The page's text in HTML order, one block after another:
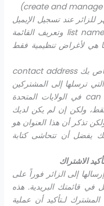
create and manage
)
للزائر عند تسجيل الإيميل
list name وتعريف القائمة
هي لأغراض تنظيمية فقط
بكcontact address
ترسلها إلى المشتركين
can في الولايات المتحدة
ولكن إن لم يكن لديك
تذكر أن هذا العنوان هو
يفضل أن تتحاشى كتابة
الاشتراك
إلى الزائر فوراً على
في قائمتك البريدية. هذه
لـتأكيد أن عملية